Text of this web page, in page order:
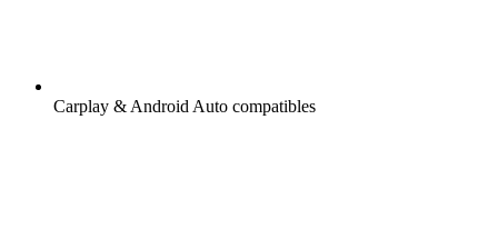
Carplay & Android Auto compatibles